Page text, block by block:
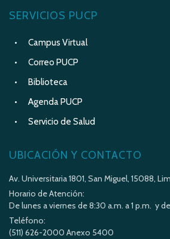
SERVICIOS PUCP
Campus Virtual
Correo PUCP
Biblioteca
Agenda PUCP
Servicio de Salud
UBICACIÓN Y CONTACTO
Av. Universitaria 1801, San Miguel, 15088,
Horario de Atención:
De lunes a viernes de 8:30 a.m. a 1 p.m. y
Teléfono:
(511) 626-2000 Anexo 5400